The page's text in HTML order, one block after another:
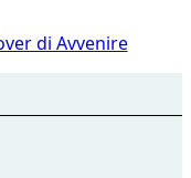
di Avvenire